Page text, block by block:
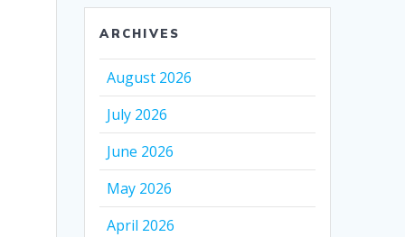
ARCHIVES
August 2026
July 2026
June 2026
May 2026
April 2026